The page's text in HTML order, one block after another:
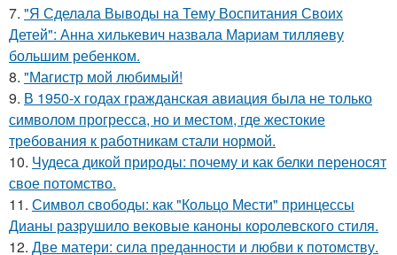
7. "Я Сделала Выводы на Тему Воспитания Своих
Детей": Анна хилькевич назвала Мариам тилляеву
большим ребенком.
8. "Магистр мой любимый!
9. В 1950-х годах гражданская авиация была не только
символом прогресса, но и местом, где жестокие
требования к работникам стали нормой.
10. Чудеса дикой природы: почему и как белки переносят
свое потомство.
11. Символ свободы: как "Кольцо Мести" принцессы
Дианы разрушило вековые каноны королевского стиля.
12. Две матери: сила преданности и любви к потомству.